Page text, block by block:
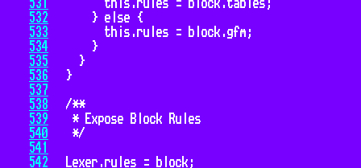
531
532
533
534
535
536
537
538
539
540
541
542